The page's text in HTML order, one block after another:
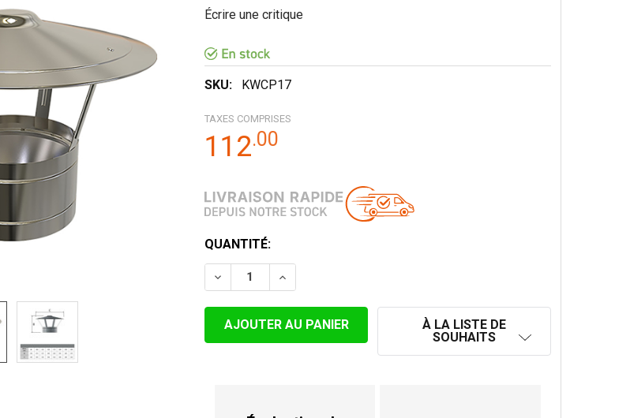
Écrire une critique
SKU: KWCP17
TAXES COMPRISES
112.00
STOCK
ACTUEL:
QUANTITÉ:
DIMINUER LA QUANTITÉ DE CHAPEAU PARAPLUIE CONVESA
AUGMENTER LA QUANTITÉ DE CHAPEAU PARAPLUIE
À LA LISTE DE
SOUHAITS